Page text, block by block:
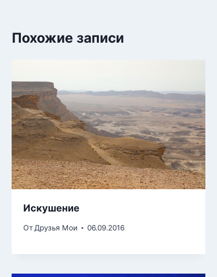
Похожие записи
Искушение
От Друзья Мои 06.09.2016